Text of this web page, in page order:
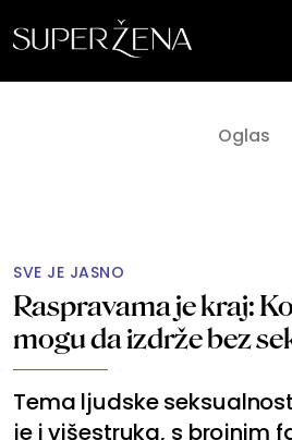
SVE JE JASNO
Raspravama je kraj:
mogu da izdrže bez
Tema ljudske
je i višestruka, s brojnim